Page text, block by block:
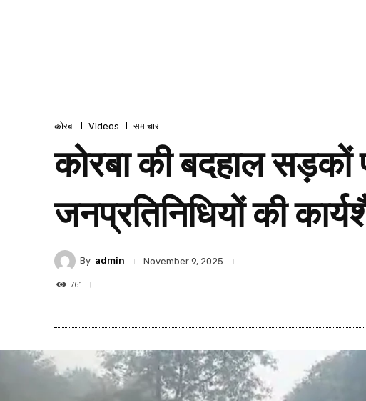
कोरबा Videos समाचार
कोरबा की बदहाल सड़कों
जनप्रतिनिधियों की
By admin November 9, 2025
761